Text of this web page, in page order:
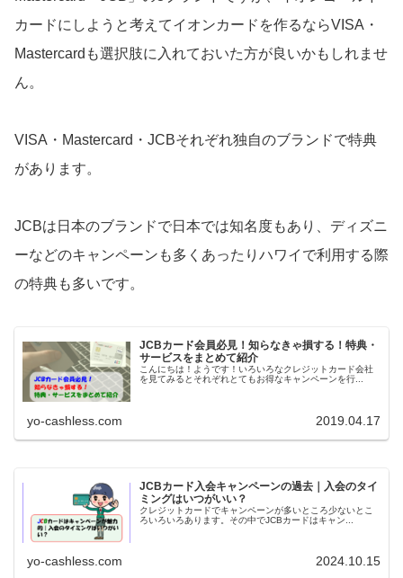
カードにしようと考えてイオンカードを作るならVISA・
Mastercardも選択肢に入れておいた方が良いかもしれませ
ん。
VISA・Mastercard・JCBそれぞれ独自のブランドで特典
があります。
JCBは日本のブランドで日本では知名度もあり、ディズニ
ーなどのキャンペーンも多くあったりハワイで利用する際
の特典も多いです。
JCBカード会員必見！知らなきゃ損する！特典・
サービスをまとめて紹介
こんにちは！ようです！いろいろなクレジットカード会社
を見てみるとそれぞれとてもお得なキャンペーンを行...
yo-cashless.com 2019.04.17
JCBカード入会キャンペーンの過去｜入会のタイ
ミングはいつがいい？
クレジットカードでキャンペーンが多いところ少ないとこ
ろいろいろあります。その中でJCBカードはキャン...
yo-cashless.com 2024.10.15